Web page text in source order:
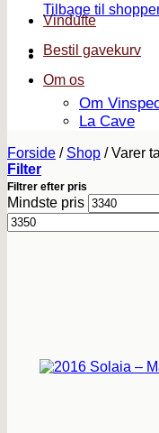
Tilbage til
Vindufte
Bestil gavekurv
Om os
Om
La Cave
Forside / Shop /Varer
Filter
Filtrer efter pris
Mindste pris